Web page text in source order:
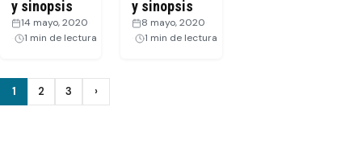
y sinopsis
14 mayo, 2020
1 min de lectura
y sinopsis
8 mayo, 2020
1 min de lectura
Paginación
1 2 3 ›